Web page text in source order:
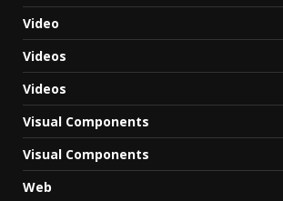
Video
Videos
Videos
Visual Components
Visual Components
Web